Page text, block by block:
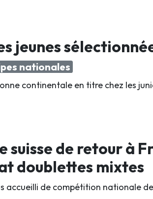
jeunes
nationales
continentale en titre chez les
suisse de retour à
doublettes mixtes
accueilli de compétition nationale